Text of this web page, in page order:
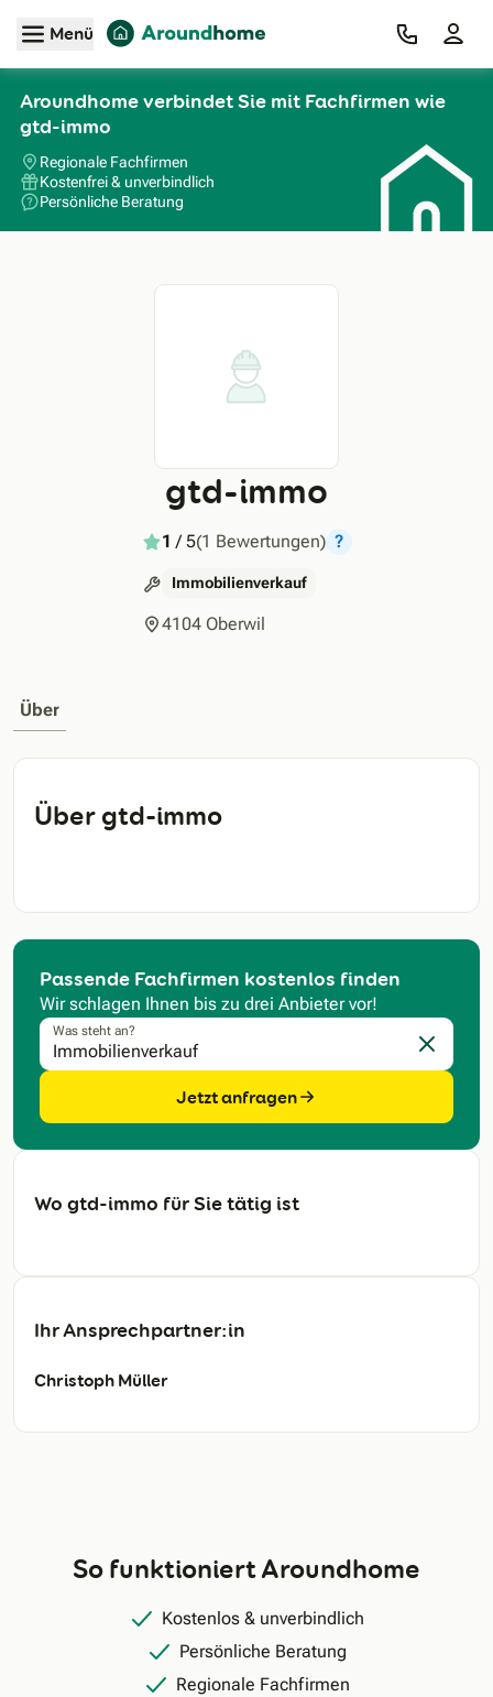
Zum Hauptinhalt
Menü
Aroundhome verbindet Sie mit Fachfirmen wie
gtd-immo
Regionale Fachfirmen
Kostenfrei & unverbindlich
Persönliche Beratung
gtd-immo
1 / 5(1 Bewertungen) ?
Immobilienverkauf
4104 Oberwil
Über
Über gtd-immo
Passende Fachfirmen kostenlos finden
Wir schlagen Ihnen bis zu drei Anbieter vor!
Was steht an?
Eingabe
Jetzt anfragen
Wo gtd-immo für Sie tätig ist
Ihr Ansprechpartner:in
Christoph Müller
So funktioniert Aroundhome
Kostenlos & unverbindlich
Persönliche Beratung
Regionale Fachfirmen